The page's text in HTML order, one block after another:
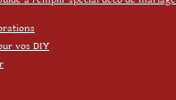
vos DIY